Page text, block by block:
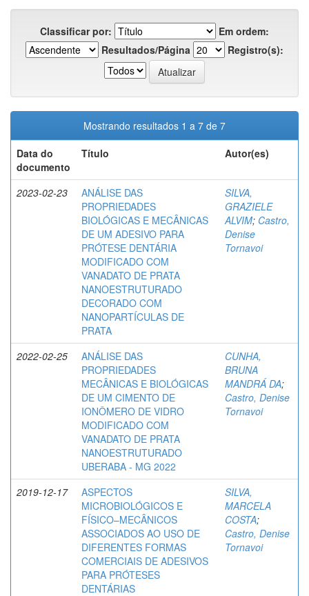
Classificar por:
Em ordem:
Resultados/Página
Registro(s):
Mostrando resultados 1 a 7 de 7
Data do
documento
Título Autor(es)
2023-02-23
ANÁLISE DAS
PROPRIEDADES
BIOLÓGICAS E MECÂNICAS
DE UM ADESIVO PARA
PRÓTESE DENTÁRIA
MODIFICADO COM
VANADATO DE PRATA
NANOESTRUTURADO
DECORADO COM
NANOPARTÍCULAS DE
PRATA
SILVA,
GRAZIELE
ALVIM; Castro,
Denise
Tornavoi
2022-02-25
ANÁLISE DAS
PROPRIEDADES
MECÂNICAS E BIOLÓGICAS
DE UM CIMENTO DE
IONÔMERO DE VIDRO
MODIFICADO COM
VANADATO DE PRATA
NANOESTRUTURADO
UBERABA - MG 2022
CUNHA,
BRUNA
MANDRÁ DA;
Castro, Denise
Tornavoi
2019-12-17
ASPECTOS
MICROBIOLÓGICOS E
FÍSICO–MECÂNICOS
ASSOCIADOS AO USO DE
DIFERENTES FORMAS
COMERCIAIS DE ADESIVOS
PARA PRÓTESES
DENTÁRIAS
SILVA,
MARCELA
COSTA;
Castro, Denise
Tornavoi